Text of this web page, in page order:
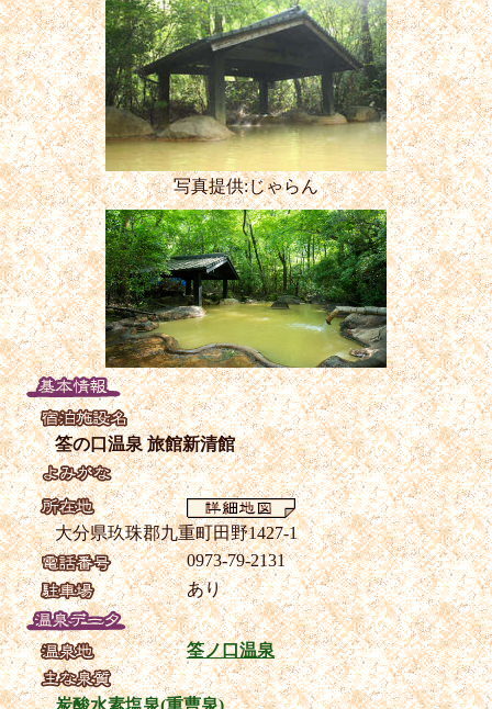
写真提供:じゃらん
筌の口温泉 旅館新清館
大分県玖珠郡九重町田野1427-1
0973-79-2131
あり
筌ノ口温泉
炭酸水素塩泉(重曹泉)